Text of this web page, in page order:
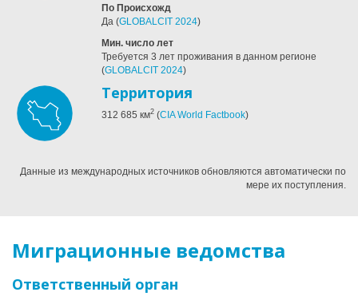
По Происхожд
Да (GLOBALCIT 2024)
Мин. число лет
Требуется 3 лет проживания в данном регионе
(GLOBALCIT 2024)
Территория
312 685 км2 (CIA World Factbook)
Данные из международных источников обновляются автоматически по
мере их поступления.
Миграционные ведомства
Ответственный орган